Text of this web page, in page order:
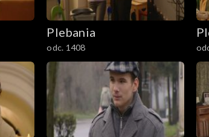
Plebania
odc. 1408